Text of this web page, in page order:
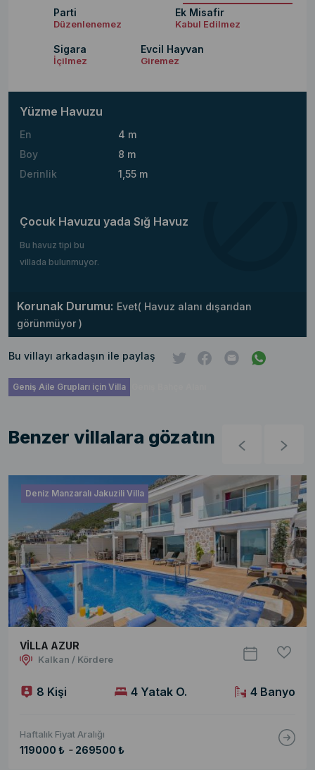
Parti
Düzenlenemez
Ek Misafir
Kabul Edilmez
Sigara
İçilmez
Evcil Hayvan
Giremez
Yüzme Havuzu
En
4 m
Boy
8 m
Derinlik
1,55 m
Çocuk Havuzu yada Sığ Havuz
Bu havuz tipi bu
villada bulunmuyor.
Korunak Durumu: Evet( Havuz alanı dışarıdan
görünmüyor )
Bu villayı arkadaşın ile paylaş
Geniş Aile Grupları için Villa
Benzer villalara gözatın
Deniz Manzaralı Jakuzili Villa
VİLLA AZUR
Kalkan / Kördere
8 Kişi 4 Yatak O. 4 Banyo
Haftalık Fiyat Aralığı
119000 ₺ - 269500 ₺